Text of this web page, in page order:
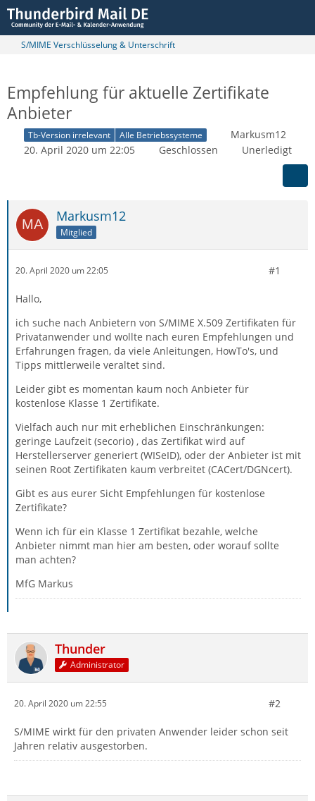
S/MIME Verschlüsselung & Unterschrift
Empfehlung für aktuelle Zertifikate
Anbieter
Tb-Version irrelevant Alle Betriebssysteme
Markusm12
20. April 2020 um 22:05
Geschlossen Unerledigt
Markusm12
Mitglied
20. April 2020 um 22:05 #1
Hallo,
ich suche nach Anbietern von S/MIME X.509 Zertifikaten für
Privatanwender und wollte nach euren Empfehlungen und
Erfahrungen fragen, da viele Anleitungen, HowTo's, und
Tipps mittlerweile veraltet sind.
Leider gibt es momentan kaum noch Anbieter für
kostenlose Klasse 1 Zertifikate.
Vielfach auch nur mit erheblichen Einschränkungen:
geringe Laufzeit (secorio) , das Zertifikat wird auf
Herstellerserver generiert (WISeID), oder der Anbieter ist mit
seinen Root Zertifikaten kaum verbreitet (CACert/DGNcert).
Gibt es aus eurer Sicht Empfehlungen für kostenlose
Zertifikate?
Wenn ich für ein Klasse 1 Zertifikat bezahle, welche
Anbieter nimmt man hier am besten, oder worauf sollte
man achten?
MfG Markus
Thunder
Administrator
20. April 2020 um 22:55 #2
S/MIME wirkt für den privaten Anwender leider schon seit
Jahren relativ ausgestorben.